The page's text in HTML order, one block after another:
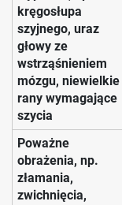
kręgosłupa
szyjnego, uraz
głowy ze
wstrząśnieniem
mózgu, niewielkie
rany wymagające
szycia
Poważne
obrażenia, np.
złamania,
zwichnięcia,